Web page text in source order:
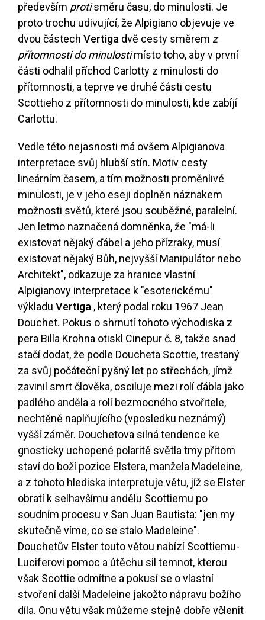
především protisměru času, do minulosti. Je
proto trochu udivující, že Alpigiano objevuje ve
dvou částech Vertiga dvě cesty směrem z
přítomnosti do minulostimísto toho, aby v první
části odhalil příchod Carlotty z minulosti do
přítomnosti, a teprve ve druhé části cestu
Scottieho z přítomnosti do minulosti, kde zabíjí
Carlottu.
Vedle této nejasnosti má ovšem Alpigianova
interpretace svůj hlubší stín. Motiv cesty
lineárním časem, a tím možnosti proměnlivé
minulosti, je v jeho eseji doplněn náznakem
možnosti světů, které jsou souběžné, paralelní.
Jen letmo naznačená domněnka, že "má-li
existovat nějaký ďábel a jeho přízraky, musí
existovat nějaký Bůh, nejvyšší Manipulátor nebo
Architekt", odkazuje za hranice vlastní
Alpigianovy interpretace k "esoterickému"
výkladu Vertiga , který podal roku 1967 Jean
Douchet. Pokus o shrnutí tohoto východiska z
pera Billa Krohna otiskl Cinepur č. 8, takže snad
stačí dodat, že podle Doucheta Scottie, trestaný
za svůj počáteční pyšný let po střechách, jímž
zavinil smrt člověka, osciluje mezi rolí ďábla jako
padlého anděla a rolí bezmocného stvořitele,
nechtěně naplňujícího (vposledku neznámý)
vyšší záměr. Douchetova silná tendence ke
gnosticky uchopené polaritě světla tmy přitom
staví do boží pozice Elstera, manžela Madeleine,
a z tohoto hlediska interpretuje větu, jíž se Elster
obratí k selhavšímu andělu Scottiemu po
soudním procesu v San Juan Bautista: "jen my
skutečně víme, co se stalo Madeleine".
Douchetův Elster touto větou nabízí Scottiemu-
Luciferovi pomoc a útěchu sil temnot, kterou
však Scottie odmítne a pokusí se o vlastní
stvoření další Madeleine jakožto nápravu božího
díla. Onu větu však můžeme stejně dobře včlenit